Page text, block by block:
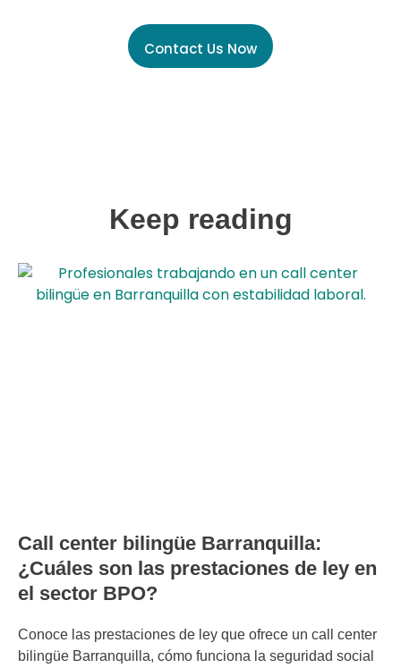
Contact Us Now
Keep reading
Call center bilingüe Barranquilla:
¿Cuáles son las prestaciones de ley en
el sector BPO?
Conoce las prestaciones de ley que ofrece un call center
bilingüe Barranquilla, cómo funciona la seguridad social